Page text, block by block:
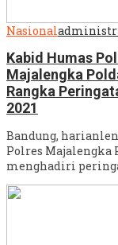
Nasional
Kabid Humas
Majalengka
Rangka
2021
Bandung,
Polres Majalengka
menghadiri